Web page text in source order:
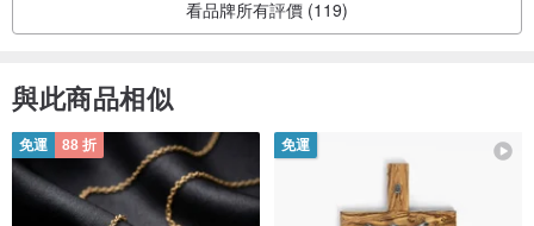
看品牌所有評價 (119)
與此商品相似
免運 88 折 免運